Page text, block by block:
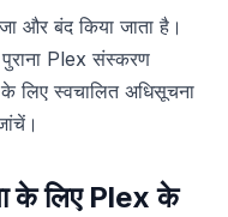
और बंद किया जाता है।
Plex संस्करण
लिए स्वचालित अधिसूचना
के लिए Plex के